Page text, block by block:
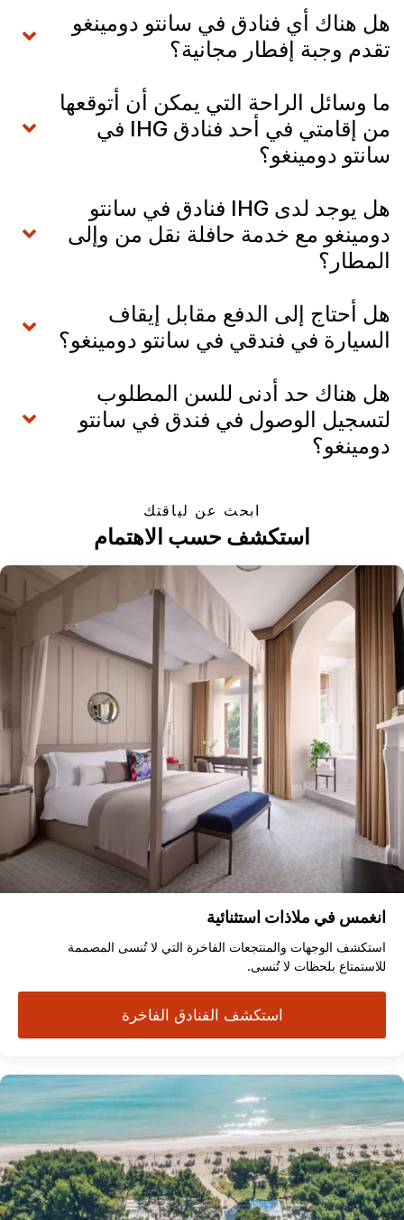
هل هناك أي فنادق في سانتو دومينغو
تقدم وجبة إفطار مجانية؟
ما وسائل الراحة التي يمكن أن أتوقعها
من إقامتي في أحد فنادق IHG في
سانتو دومينغو؟
هل يوجد لدى IHG فنادق في سانتو
دومينغو مع خدمة حافلة نقل من وإلى
المطار؟
هل أحتاج إلى الدفع مقابل إيقاف
السيارة في فندقي في سانتو دومينغو؟
هل هناك حد أدنى للسن المطلوب
لتسجيل الوصول في فندق في سانتو
دومينغو؟
ابحث عن لياقتك
استكشف حسب الاهتمام
انغمس في ملاذات استثنائية
استكشف الوجهات والمنتجعات الفاخرة التي لا تُنسى المصممة
للاستمتاع بلحظات لا تُنسى.
استكشف الفنادق الفاخرة